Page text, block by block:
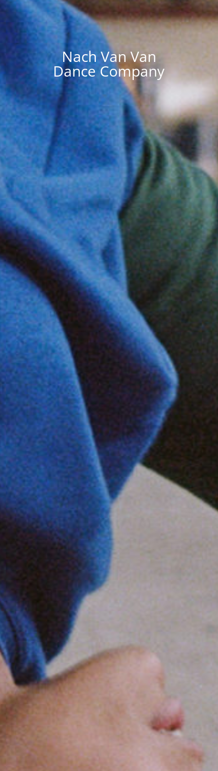
Nach Van Van
Dance Company